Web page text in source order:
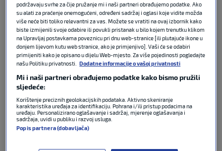
Sportski ste direktor FC Dallasa od 2019. godine,
što znači da ste bili u klubu kada je Musa stigao.
Ako se ne varam, on je igrač za kojeg je klub platio
najveću transfernu odštetu svojoj povijesti. Što
ste tada vidjeli u Musi i zašto ste ga doveli?
“Imamo vrlo ozbiljan skautski proces…”
Koliko dugo ste ga pratili?
“U trenutku kada smo odlučili da za sezonu 2024.
podržavaju svrhe za čije pružanje mi i naši partneri obrađujemo podatke. Ako
su alati za praćenje onemogućeni, određeni sadržaj i oglasi koje vidite možda
više neće biti toliko relevantni za vas. Možete se vratiti na ovaj izbornik kako
biste izmijenili svoje odabire ili povukli pristanak u bilo kojem trenutku klikom
na Upravljaj postavkama poveznicu pri dnu web-stranice [ili plutajuće ikone u
donjem lijevom kutu web stranice, ako je primjenjivo]. Vaši će se odabiri
primijeniti kako je opisano u dijelu Web-mjesto. Za više pojedinosti pogledajte
našu Politiku privatnosti.
Dodatne informacije o vašoj privatnosti
Mi i naši partneri obrađujemo podatke kako bismo pružili
sljedeće:
Korištenje preciznih geolokacijskih podataka. Aktivno skeniranje
karakteristika uređaja za identifikaciju. Pohrana i/ili pristup podacima na
uređaju. Personalizirano oglašavanje i sadržaj, mjerenje oglašavanja i
sadržaja, uvidi u publiku i razvoj usluga.
Popis partnera (dobavljača)